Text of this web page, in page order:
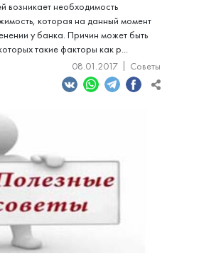
возникает необходимость
которая на данный момент
у банка. Причин может быть
такие факторы как р...
08.01.2017
Советы